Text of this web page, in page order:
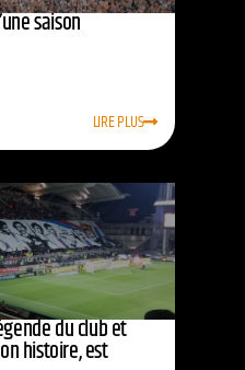
saison
LIRE PLUS
du club et
histoire, est